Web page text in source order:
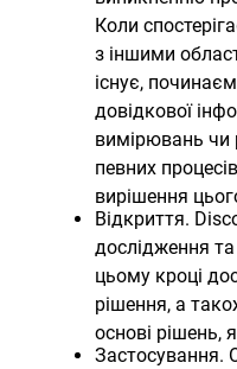
Коли
з іншими
існує,
довідкової
вимірювань чи
певних
вирішення
Відкриття.
дослідження
цьому кроці
рішення, а
основі рішень,
Застосування.